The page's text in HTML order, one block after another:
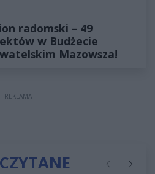
radomski – 49
w Budżecie
Mazowsza!
REKLAMA
Poprzednie